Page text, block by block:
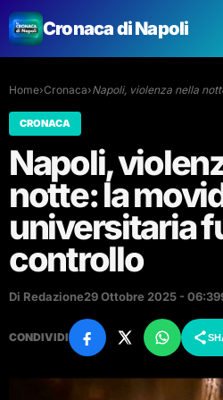
Cronaca di Napoli
Home›Cronaca›Napoli, violenza nella
CRONACA
Napoli,
notte: la
universitaria
controllo
Di Redazione29 Ottobre 2025 - 06:39
CONDIVIDI